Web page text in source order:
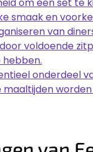
smaak en
van
voldoende
onderdeel
maaltijden